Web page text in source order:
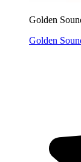
Golden
Golden